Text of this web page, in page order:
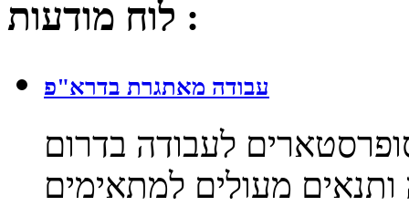
לוח מודעות :
עבודה מאתגרת בדרא"פ
לעבודה בדרום
מעולים למתאימים